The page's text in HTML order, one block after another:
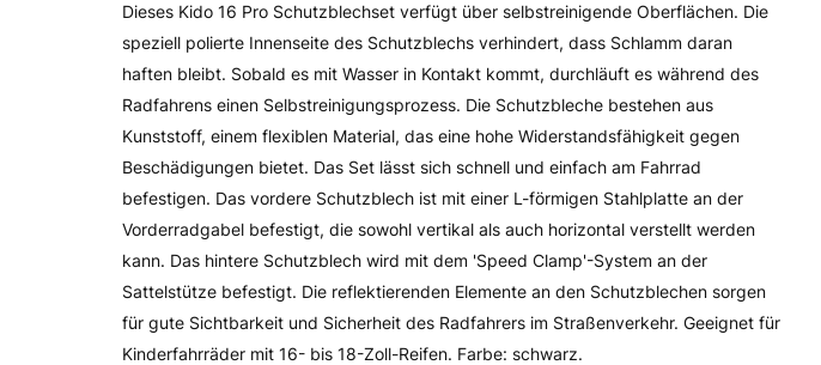
Dieses Kido 16 Pro Schutzblechset verfügt über selbstreinigende Oberflächen. Die
speziell polierte Innenseite des Schutzblechs verhindert, dass Schlamm daran
haften bleibt. Sobald es mit Wasser in Kontakt kommt, durchläuft es während des
Radfahrens einen Selbstreinigungsprozess. Die Schutzbleche bestehen aus
Kunststoff, einem flexiblen Material, das eine hohe Widerstandsfähigkeit gegen
Beschädigungen bietet. Das Set lässt sich schnell und einfach am Fahrrad
befestigen. Das vordere Schutzblech ist mit einer L-förmigen Stahlplatte an der
Vorderradgabel befestigt, die sowohl vertikal als auch horizontal verstellt werden
kann. Das hintere Schutzblech wird mit dem 'Speed Clamp'-System an der
Sattelstütze befestigt. Die reflektierenden Elemente an den Schutzblechen sorgen
für gute Sichtbarkeit und Sicherheit des Radfahrers im Straßenverkehr. Geeignet für
Kinderfahrräder mit 16- bis 18-Zoll-Reifen. Farbe: schwarz.